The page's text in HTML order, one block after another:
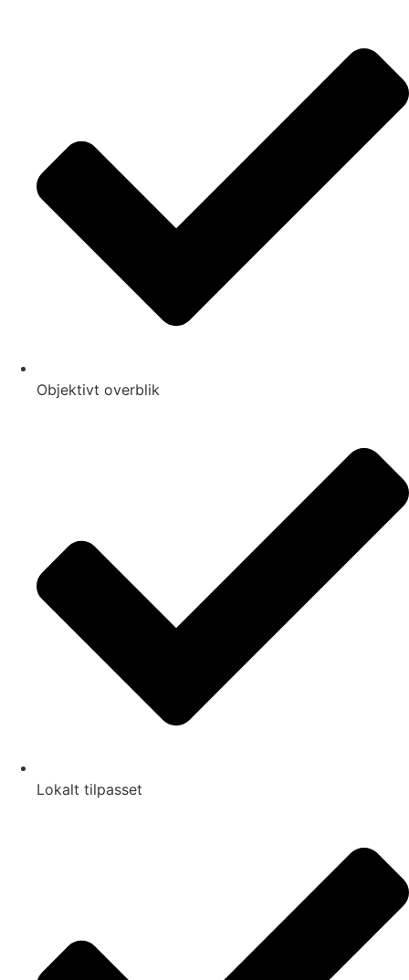
Objektivt overblik
Lokalt tilpasset